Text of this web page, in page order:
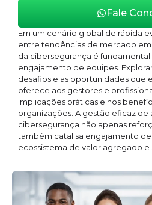
Fale
Em um cenário global de rápida
entre tendências de mercado
da cibersegurança é fundamental
engajamento de equipes.
desafios e as oportunidades que
oferece aos gestores e
implicações práticas e nos
organizações. A gestão eficaz de
cibersegurança não apenas
também catalisa engajamento
ecossistema de valor agregado e